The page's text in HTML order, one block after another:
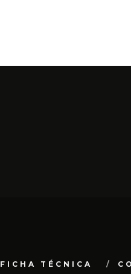
FICHA TÉCNICA